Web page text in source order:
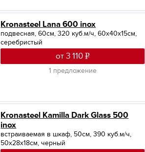
Kronasteel Lana 600 inox
подвесная, 60см, 320 куб.м/ч, 60x40x15см,
серебристый
от 3 110
1 предложение
Kronasteel Kamilla Dark Glass 500
inox
встраиваемая в шкаф, 50см, 390 куб.м/ч,
50x28x18см, черный